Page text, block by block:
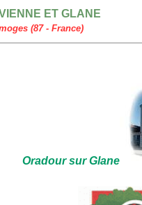
ET GLANE
(87 - France)
Oradour sur Glane